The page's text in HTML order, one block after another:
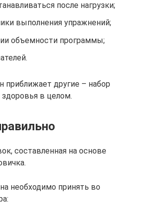
после нагрузки;
выполнения упражнений;
объемности программы;
другие – набор
в целом.
составленная на основе
необходимо принять во